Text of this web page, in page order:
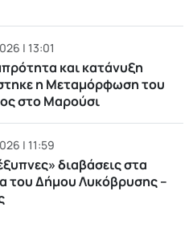
| 13:01
και κατάνυξη
η Μεταμόρφωση του
στο Μαρούσι
| 11:59
διαβάσεις στα
του Δήμου Λυκόβρυσης –